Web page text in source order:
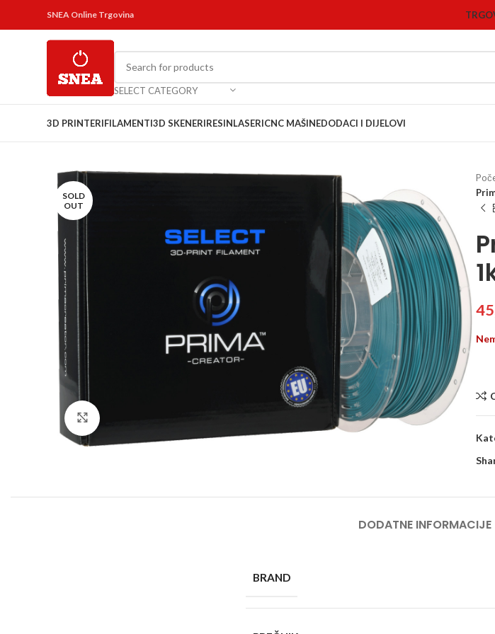
SNEA Online Trgovina
SELECT CATEGORY
3D PRINTERIFILAMENTI3D SKENERIRESINLASERICNC MAŠINEDODACI I DIJELOVI
SOLD
OUT
DODATNE INFORMACIJE
BRAND